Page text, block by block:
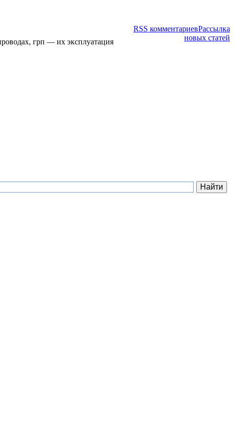
грп — их эксплуатация
RSS комментариевРассылка
новых статей